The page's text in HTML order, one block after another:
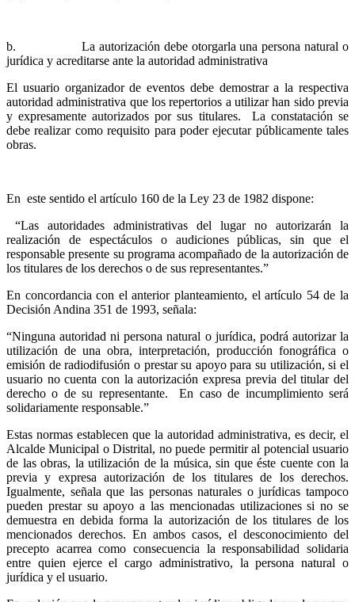
b. La autorización debe otorgarla una persona natural o
jurídica y acreditarse ante la autoridad administrativa
El usuario organizador de eventos debe demostrar a la respectiva
autoridad administrativa que los repertorios a utilizar han sido previa
y expresamente autorizados por sus titulares. La constatación se
debe realizar como requisito para poder ejecutar públicamente tales
obras.
En este sentido el artículo 160 de la Ley 23 de 1982 dispone:
“Las autoridades administrativas del lugar no autorizarán la
realización de espectáculos o audiciones públicas, sin que el
responsable presente su programa acompañado de la autorización de
los titulares de los derechos o de sus representantes.”
En concordancia con el anterior planteamiento, el artículo 54 de la
Decisión Andina 351 de 1993, señala:
“Ninguna autoridad ni persona natural o jurídica, podrá autorizar la
utilización de una obra, interpretación, producción fonográfica o
emisión de radiodifusión o prestar su apoyo para su utilización, si el
usuario no cuenta con la autorización expresa previa del titular del
derecho o de su representante. En caso de incumplimiento será
solidariamente responsable.”
Estas normas establecen que la autoridad administrativa, es decir, el
Alcalde Municipal o Distrital, no puede permitir al potencial usuario
de las obras, la utilización de la música, sin que éste cuente con la
previa y expresa autorización de los titulares de los derechos.
Igualmente, señala que las personas naturales o jurídicas tampoco
pueden prestar su apoyo a las mencionadas utilizaciones si no se
demuestra en debida forma la autorización de los titulares de los
mencionados derechos. En ambos casos, el desconocimiento del
precepto acarrea como consecuencia la responsabilidad solidaria
entre quien ejerce el cargo administrativo, la persona natural o
jurídica y el usuario.